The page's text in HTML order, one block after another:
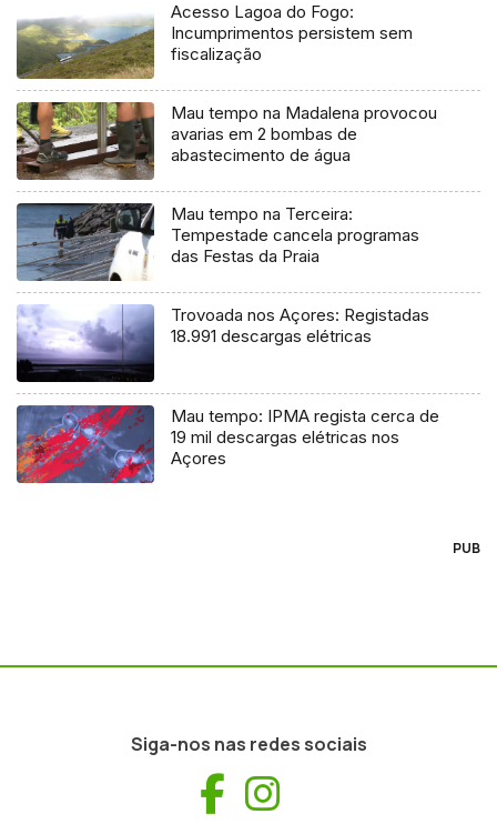
Acesso Lagoa do Fogo:
Incumprimentos persistem sem
fiscalização
Mau tempo na Madalena provocou
avarias em 2 bombas de
abastecimento de água
Mau tempo na Terceira:
Tempestade cancela programas
das Festas da Praia
Trovoada nos Açores: Registadas
18.991 descargas elétricas
Mau tempo: IPMA regista cerca de
19 mil descargas elétricas nos
Açores
PUB
Siga-nos nas redes sociais
Facebook